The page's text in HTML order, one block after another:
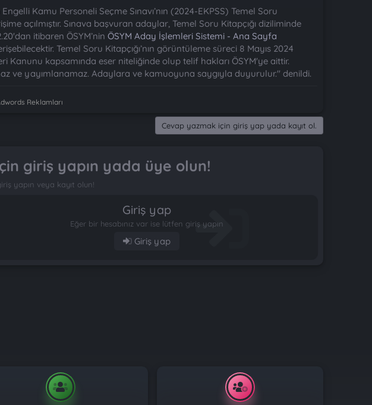
Kamu Personeli Seçme Sınavı’nın (2024-EKPSS) Temel Soru
açılmıştır. Sınava başvuran adaylar, Temel Soru Kitapçığı diziliminde
itibaren ÖSYM’nin ÖSYM Aday İşlemleri Sistemi - Ana Sayfa
Temel Soru Kitapçığı’nın görüntüleme süreci 8 Mayıs 2024
Kanunu kapsamında eser niteliğinde olup telif hakları ÖSYM'ye aittir.
ve yayımlanamaz. Adaylara ve kamuoyuna saygıyla duyurulur." denildi.
Reklamları
Cevap yazmak için giriş yap yada kayıt ol.
giriş yapın yada üye olun!
yapın veya kayıt olun!
Giriş yap
Eğer bir hesabınız var ise lütfen giriş yapın
Giriş yap